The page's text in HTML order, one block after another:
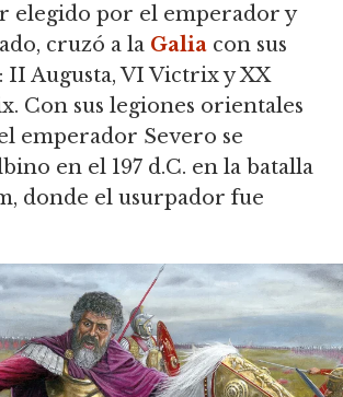
elegido por el emperador y
cruzó a la Galia con sus
II Augusta, VI Victrix y XX
Con sus legiones orientales
emperador Severo se
en el 197 d.C. en la batalla
donde el usurpador fue